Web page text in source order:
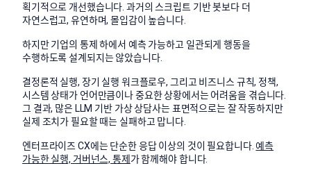
획기적으로 개선했습니다. 과거의 스크립트 기반 봇보다 더
자연스럽고, 유연하며, 몰입감이 높습니다.
하지만 기업의 통제 하에서 예측 가능하고 일관되게 행동을
수행하도록 설계되지는 않았습니다.
결정론적 실행, 장기 실행 워크플로우, 그리고 비즈니스 규칙, 정책,
시스템 상태가 언어만큼이나 중요한 상황에서는 어려움을 겪습니다.
그 결과, 많은 LLM 기반 가상 상담사는 표면적으로는 잘 작동하지만
실제 조치가 필요할 때는 실패하고 맙니다.
엔터프라이즈 CX에는 단순한 응답 이상의 것이 필요합니다. 예측
가능한 실행, 거버넌스, 통제 가 함께해야 합니다.